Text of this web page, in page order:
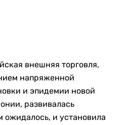
внешняя торговля,
напряженной
и эпидемии новой
развивалась
ожидалось, и установила